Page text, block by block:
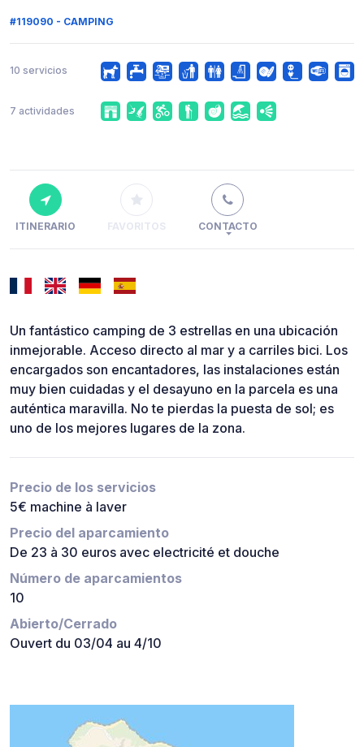
#119090 - CAMPING
10 servicios
7 actividades
ITINERARIO FAVORITOS CONTACTO
Un fantástico camping de 3 estrellas en una ubicación
inmejorable. Acceso directo al mar y a carriles bici. Los
encargados son encantadores, las instalaciones están
muy bien cuidadas y el desayuno en la parcela es una
auténtica maravilla. No te pierdas la puesta de sol; es
uno de los mejores lugares de la zona.
Precio de los servicios
5€ machine à laver
Precio del aparcamiento
De 23 à 30 euros avec electricité et douche
Número de aparcamientos
10
Abierto/Cerrado
Ouvert du 03/04 au 4/10